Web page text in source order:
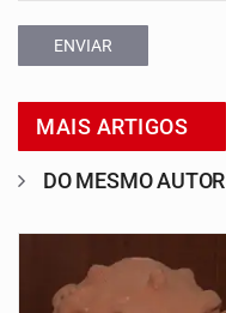
ENVIAR
MAIS ARTIGOS
DO MESMO AUTOR